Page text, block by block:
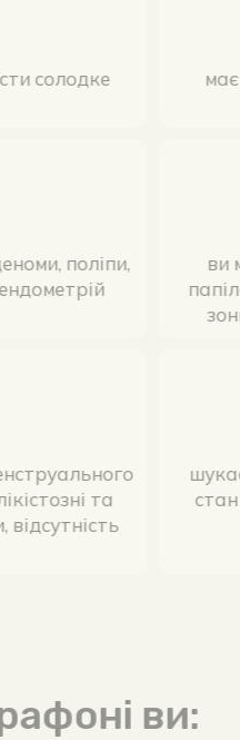
їсти солодке
поліпи,
ендометрій
менструального
полікістозні та
відсутність
ви: